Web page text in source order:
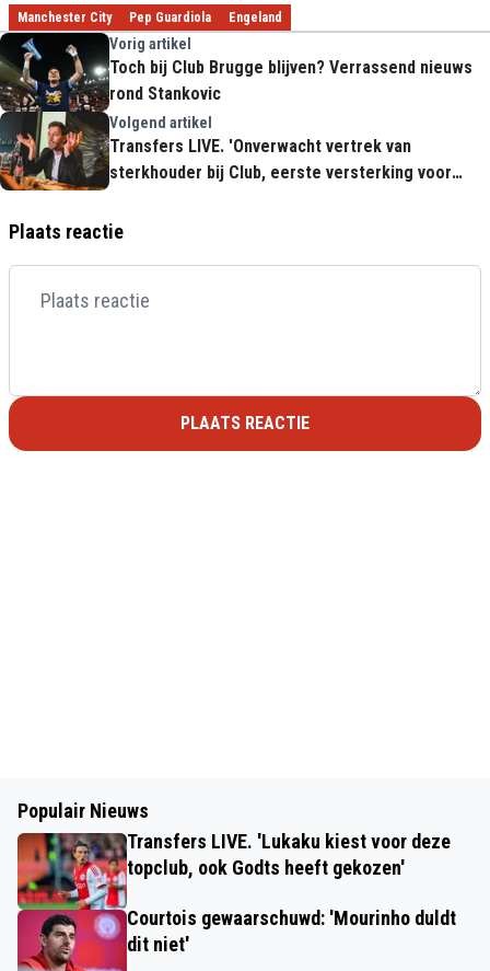
Manchester City Pep Guardiola Engeland
Vorig artikel
Toch bij Club Brugge blijven? Verrassend nieuws
rond Stankovic
Volgend artikel
Transfers LIVE. 'Onverwacht vertrek van
sterkhouder bij Club, eerste versterking voor
Plaats reactie
PLAATS REACTIE
Populair Nieuws
Transfers LIVE. 'Lukaku kiest voor deze
topclub, ook Godts heeft gekozen'
Courtois gewaarschuwd: 'Mourinho duldt
dit niet'